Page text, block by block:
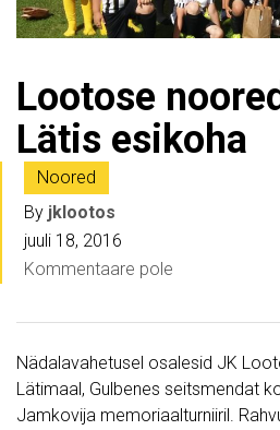
Lootose
Lätis esikoha
Noored
By jklootos
juuli 18, 2016
Kommentaare pole
Nädalavahetusel osalesid JK
Lätimaal, Gulbenes seitsmendat
Jamkovija memoriaalturniiril.